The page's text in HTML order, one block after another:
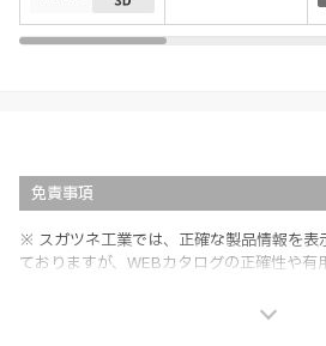
免責事項
※ スガツネ工業では、正確な製品情報を表
ておりますが、WEBカタログの正確性や